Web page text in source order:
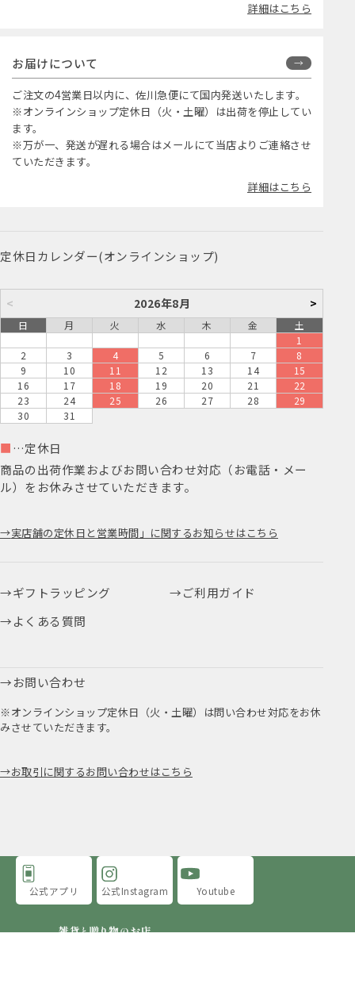
詳細はこちら
お届けについて
ご注文の4営業日以内に、佐川急便にて国内発送いたします。
※オンラインショップ定休日（火・土曜）は出荷を停止してい
ます。
※万が一、発送が遅れる場合はメールにて当店よりご連絡させ
ていただきます。
詳細はこちら
定休日カレンダー(オンラインショップ)
< 2026年8月 >
日 月 火 水 木 金
土
1
2
3 4 5 6 7
8
9
10 11 12 13 14
15
16
17 18 19 20 21
22
23
24 25 26 27 28
29
30
31
■ …定休日
商品の出荷作業およびお問い合わせ対応（お電話・メー
ル）をお休みさせていただきます。
実店舗の定休日と営業時間」に関するお知らせはこちら
ギフトラッピング
ご利用ガイド
よくある質問
お問い合わせ
※オンラインショップ定休日（火・土曜）は問い合わせ対応をお休
みさせていただきます。
お取引に関するお問い合わせはこちら
公式アプリ 公式Instagram Youtube